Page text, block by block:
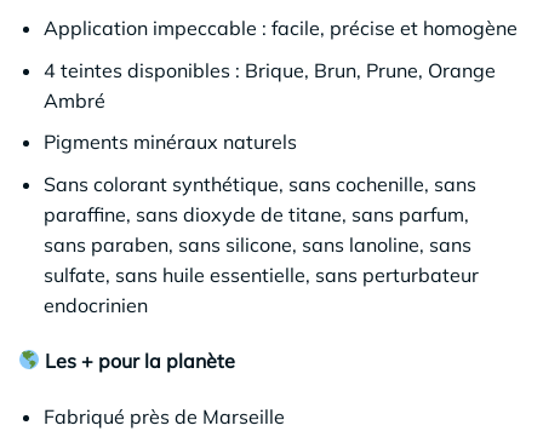
Application impeccable : facile, précise et homogène
4 teintes disponibles : Brique, Brun, Prune, Orange
Ambré
Pigments minéraux naturels
Sans colorant synthétique, sans cochenille, sans
paraffine, sans dioxyde de titane, sans parfum,
sans paraben, sans silicone, sans lanoline, sans
sulfate, sans huile essentielle, sans perturbateur
endocrinien
Les + pour la planète
Fabriqué près de Marseille